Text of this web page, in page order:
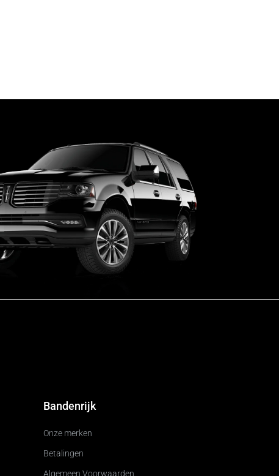
Bandenrijk
Onze merken
Betalingen
Algemeen Voorwaarden